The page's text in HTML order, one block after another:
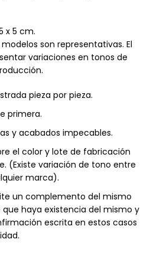
x 5 cm.
son representativas. El
variaciones en tonos de
pieza por pieza.
primera.
y acabados impecables.
el color y lote de fabricación
(Existe variación de tono entre
marca).
un complemento del mismo
haya existencia del mismo y
escrita en estos casos